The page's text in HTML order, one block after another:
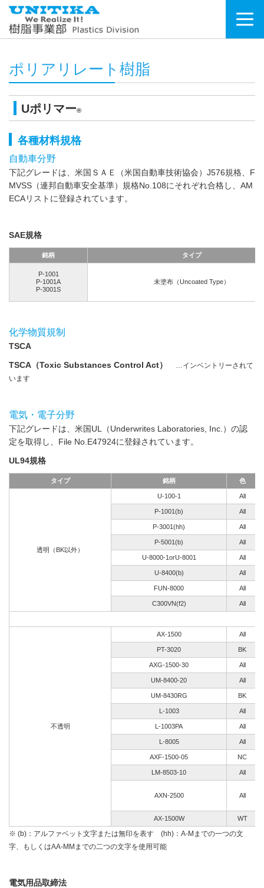
ポリアリレート樹脂
Uポリマー®
各種材料規格
自動車分野
下記グレードは、米国ＳＡＥ（米国自動車技術協会）J576規格、F
MVSS（連邦自動車安全基準）規格No.108にそれぞれ合格し、AM
ECAリストに登録されています。
SAE規格
銘柄 タイプ
P-1001
P-1001A
P-3001S
未塗布（Uncoated Type）
化学物質規制
TSCA
TSCA（Toxic Substances Control Act）
…インベントリーされて
います
電気・電子分野
下記グレードは、米国UL（Underwrites Laboratories, Inc.）の認
定を取得し、File No.E47924に登録されています。
UL94規格
タイプ 銘柄 色
透明（BK以外）
U-100-1 All
P-1001(b) All
P-3001(hh) All
P-5001(b) All
U-8000-1orU-8001 All
U-8400(b) All
FUN-8000 All
C300VN(f2) All
不透明
AX-1500 All
PT-3020 BK
AXG-1500-30 All
UM-8400-20 All
UM-8430RG BK
L-1003 All
L-1003PA All
L-8005 All
AXF-1500-05 NC
LM-8503-10 All
AXN-2500 All
AX-1500W WT
※ (b)：アルファベット文字または無印を表す (hh)：A-Mまでの一つの文
字、もしくはAA-MMまでの二つの文字を使用可能
電気用品取締法